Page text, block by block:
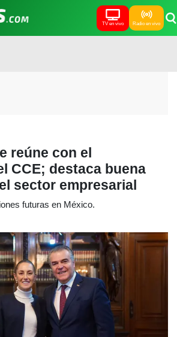
TV en vivo Radio en vivo
reúne con el
CCE; destaca buena
sector empresarial
futuras en México.